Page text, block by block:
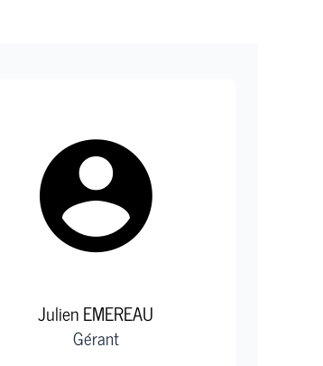
Julien EMEREAU
Gérant